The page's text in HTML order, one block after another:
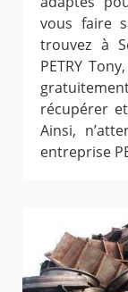
vous faire
trouvez à
PETRY
récupérer
Ainsi,
entreprise